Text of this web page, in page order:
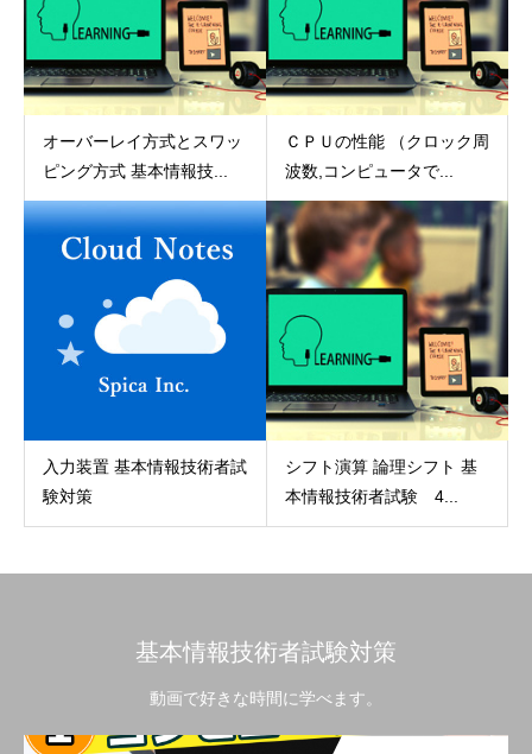
オーバーレイ方式とスワッ
ピング方式 基本情報技...
ＣＰＵの性能 （クロック周
波数,コンピュータで...
入力装置 基本情報技術者試
験対策
シフト演算 論理シフト 基
本情報技術者試験 4...
基本情報技術者試験対策
動画で好きな時間に学べます。